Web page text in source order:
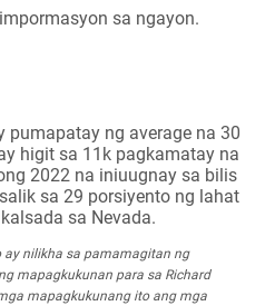
sa ngayon.
pumapatay ng average na 30
higit sa 11k pagkamatay na
2022 na iniuugnay sa bilis
sa 29 porsiyento ng lahat
sa Nevada.
nilikha sa pamamagitan ng
mapagkukunan para sa Richard
mapagkukunang ito ang mga